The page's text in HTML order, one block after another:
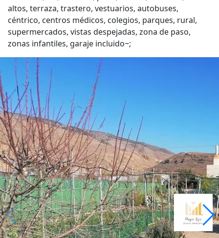
altos, terraza, trastero, vestuarios, autobuses,
céntrico, centros médicos, colegios, parques, rural,
supermercados, vistas despejadas, zona de paso,
zonas infantiles, garaje incluido~;